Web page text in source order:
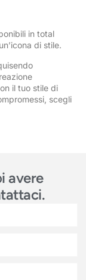
in total
di stile.
il tuo stile di
scegli
avere